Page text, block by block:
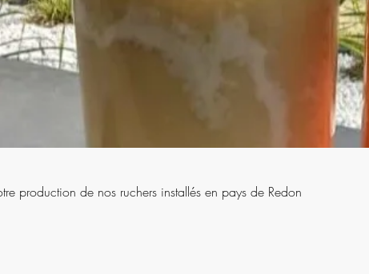
production de nos ruchers installés en pays de Redon